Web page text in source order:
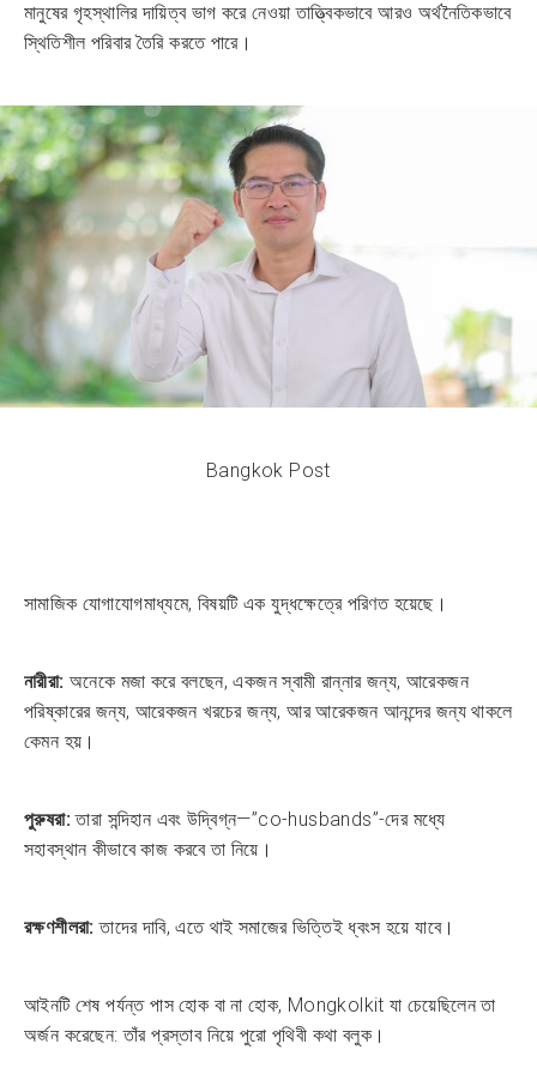
মানুষের গৃহস্থালির দায়িত্ব ভাগ করে নেওয়া তাত্ত্বিকভাবে আরও অর্থনৈতিকভাবে
স্থিতিশীল পরিবার তৈরি করতে পারে।
Bangkok Post
সামাজিক যোগাযোগমাধ্যমে, বিষয়টি এক যুদ্ধক্ষেত্রে পরিণত হয়েছে।
নারীরা: অনেকে মজা করে বলছেন, একজন স্বামী রান্নার জন্য, আরেকজন
পরিষ্কারের জন্য, আরেকজন খরচের জন্য, আর আরেকজন আনন্দের জন্য থাকলে
কেমন হয়।
পুরুষরা:তারা সন্দিহান এবং উদ্বিগ্ন—”co-husbands”-দের মধ্যে
সহাবস্থান কীভাবে কাজ করবে তা নিয়ে।
রক্ষণশীলরা:তাদের দাবি, এতে থাই সমাজের ভিত্তিই ধ্বংস হয়ে যাবে।
আইনটি শেষ পর্যন্ত পাস হোক বা না হোক, Mongkolkit যা চেয়েছিলেন তা
অর্জন করেছেন: তাঁর প্রস্তাব নিয়ে পুরো পৃথিবী কথা বলুক।